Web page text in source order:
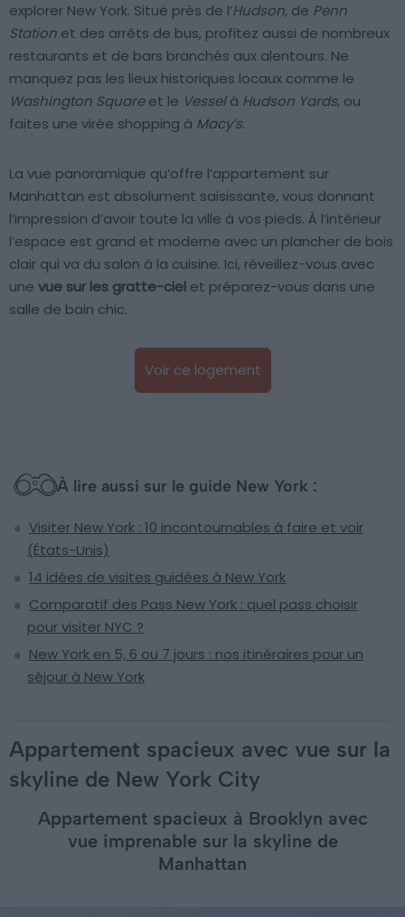
explorer New York. Situé près de l’Hudson, de Penn
Station et des arrêts de bus, profitez aussi de nombreux
restaurants et de bars branchés aux alentours. Ne
manquez pas les lieux historiques locaux comme le
Washington Squareet le Vesselà Hudson Yards, ou
faites une virée shopping à Macy’s.
La vue panoramique qu’offre l’appartement sur
Manhattan est absolument saisissante, vous donnant
l’impression d’avoir toute la ville à vos pieds. À l’intérieur
l’espace est grand et moderne avec un plancher de bois
clair qui va du salon à la cuisine. Ici, réveillez-vous avec
une vue sur les gratte-ciel et préparez-vous dans une
salle de bain chic.
Voir ce logement
À lire aussi sur le guide New York :
Visiter New York : 10 incontournables à faire et voir
(États-Unis)
14 idées de visites guidées à New York
Comparatif des Pass New York : quel pass choisir
pour visiter NYC ?
New York en 5, 6 ou 7 jours : nos itinéraires pour un
séjour à New York
Appartement spacieux avec vue sur la
skyline de New York City
Appartement spacieux à Brooklyn avec
vue imprenable sur la skyline de
Manhattan